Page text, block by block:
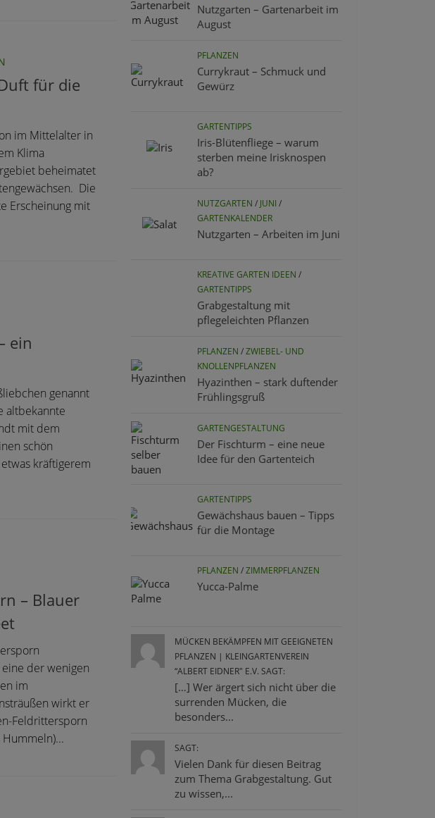
für die
im Mittelalter in
Klima
beheimatet
Die
Erscheinung mit
ein
genannt
altbekannte
mit dem
schön
kräftigerem
– Blauer
der wenigen
im
wirkt er
Feldrittersporn
Nutzgarten – Gartenarbeit im
August
PFLANZEN
Currykraut – Schmuck und
Gewürz
GARTENTIPPS
Iris-Blütenfliege – warum
sterben meine Irisknospen
ab?
NUTZGARTEN / JUNI /
GARTENKALENDER
Nutzgarten – Arbeiten im Juni
KREATIVE GARTEN IDEEN /
GARTENTIPPS
Grabgestaltung mit
pflegeleichten Pflanzen
PFLANZEN /ZWIEBEL- UND
KNOLLENPFLANZEN
Hyazinthen – stark duftender
Frühlingsgruß
GARTENGESTALTUNG
Der Fischturm – eine neue
Idee für den Gartenteich
GARTENTIPPS
Gewächshaus bauen – Tipps
für die Montage
PFLANZEN /ZIMMERPFLANZEN
Yucca-Palme
MÜCKEN BEKÄMPFEN MIT GEEIGNETEN
PFLANZEN | KLEINGARTENVEREIN
“ALBERT EIDNER" E.V. SAGT:
[…] Wer ärgert sich nicht über die
surrenden Mücken, die
besonders...
SAGT:
Vielen Dank für diesen Beitrag
zum Thema Grabgestaltung. Gut
zu wissen,...